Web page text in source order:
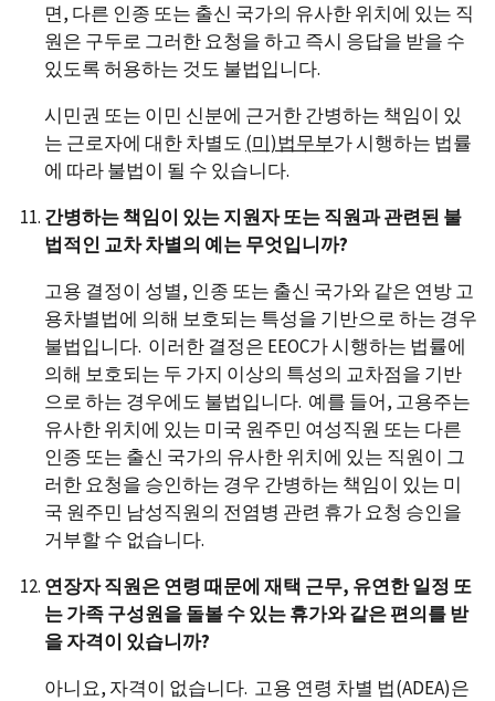
면, 다른 인종 또는 출신 국가의 유사한 위치에 있는 직
원은 구두로 그러한 요청을 하고 즉시 응답을 받을 수
있도록 허용하는 것도 불법입니다.
시민권 또는 이민 신분에 근거한 간병하는 책임이 있
는 근로자에 대한 차별도 (미)법무부가 시행하는 법률
에 따라 불법이 될 수 있습니다.
간병하는 책임이 있는 지원자 또는 직원과 관련된 불
법적인 교차 차별의 예는 무엇입니까?
고용 결정이 성별, 인종 또는 출신 국가와 같은 연방 고
용차별법에 의해 보호되는 특성을 기반으로 하는 경우
불법입니다. 이러한 결정은 EEOC가 시행하는 법률에
의해 보호되는 두 가지 이상의 특성의 교차점을 기반
으로 하는 경우에도 불법입니다. 예를 들어, 고용주는
유사한 위치에 있는 미국 원주민 여성직원 또는 다른
인종 또는 출신 국가의 유사한 위치에 있는 직원이 그
러한 요청을 승인하는 경우 간병하는 책임이 있는 미
국 원주민 남성직원의 전염병 관련 휴가 요청 승인을
거부할 수 없습니다.
연장자 직원은 연령 때문에 재택 근무, 유연한 일정 또
는 가족 구성원을 돌볼 수 있는 휴가와 같은 편의를 받
을 자격이 있습니까?
아니요, 자격이 없습니다. 고용 연령 차별 법(ADEA)은